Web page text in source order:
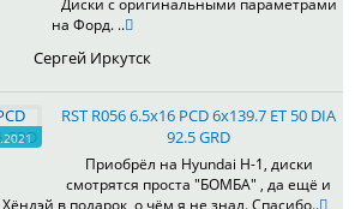
Диски с оригинальными параметрами
на Форд. ..
Сергей Иркутск
RST R056 6.5x16 PCD 6x139.7 ET 50 DIA
92.5 GRD
Приобрёл на Hyundai H-1, диски
смотрятся проста "БОМБА" , да ещё и
в подарок, о чём я не знал. Спасибо..